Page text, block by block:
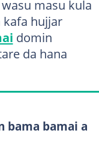
masu kula
kafa hujjar
domin
da hana
bama bamai a